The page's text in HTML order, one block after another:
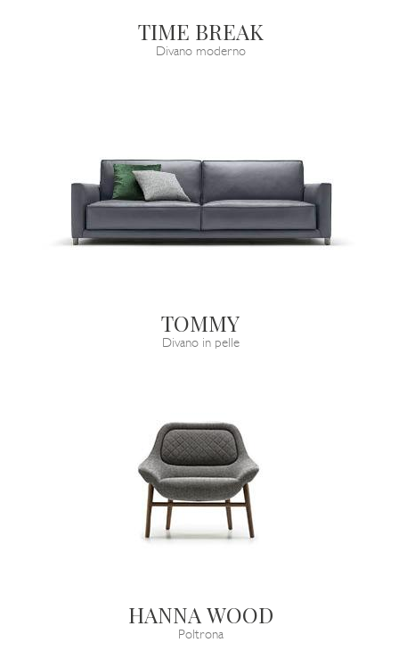
TIME BREAK
Divano moderno
TOMMY
Divano in pelle
HANNA WOOD
Poltrona